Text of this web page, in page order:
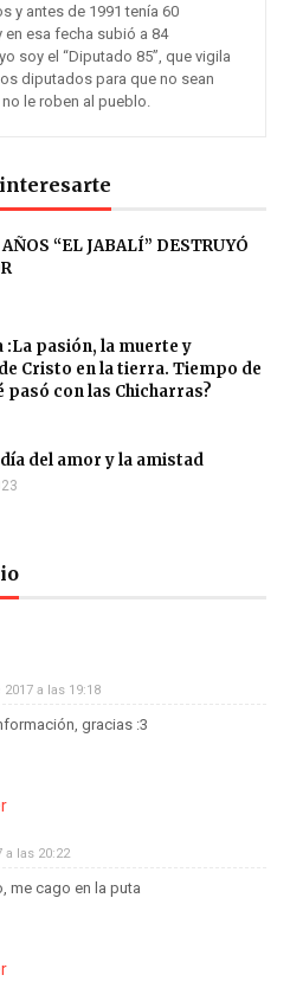
y antes de 1991 tenía 60
en esa fecha subió a 84
soy el “Diputado 85”, que vigila
diputados para que no sean
le roben al pueblo.
AÑOS “EL JABALÍ” DESTRUYÓ
:La pasión, la muerte y
Cristo en la tierra. Tiempo de
pasó con las Chicharras?
del amor y la amistad
a las 19:18
gracias :3
las 20:22
me cago en la puta